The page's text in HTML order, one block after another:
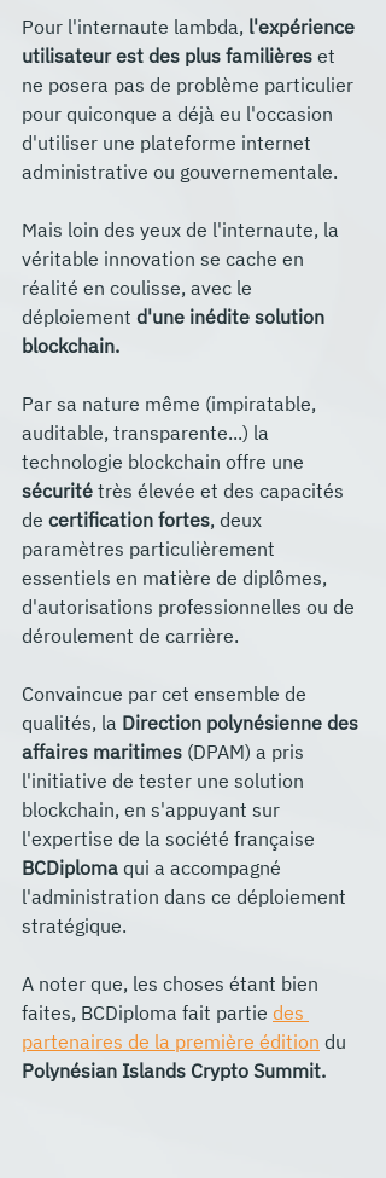
Pour l'internaute lambda, l'expérience
utilisateur est des plus familières et
ne posera pas de problème particulier
pour quiconque a déjà eu l'occasion
d'utiliser une plateforme internet
administrative ou gouvernementale.
Mais loin des yeux de l'internaute, la
véritable innovation se cache en
réalité en coulisse, avec le
déploiement d'une inédite solution
blockchain.
Par sa nature même (impiratable,
auditable, transparente...) la
technologie blockchain offre une
sécurité très élevée et des capacités
de certification fortes, deux
paramètres particulièrement
essentiels en matière de diplômes,
d'autorisations professionnelles ou de
déroulement de carrière.
Convaincue par cet ensemble de
qualités, la Direction polynésienne des
affaires maritimes (DPAM) a pris
l'initiative de tester une solution
blockchain, en s'appuyant sur
l'expertise de la société française
BCDiploma qui a accompagné
l'administration dans ce déploiement
stratégique.
A noter que, les choses étant bien
faites, BCDiploma fait partie des
partenaires de la première édition du
Polynésian Islands Crypto Summit.